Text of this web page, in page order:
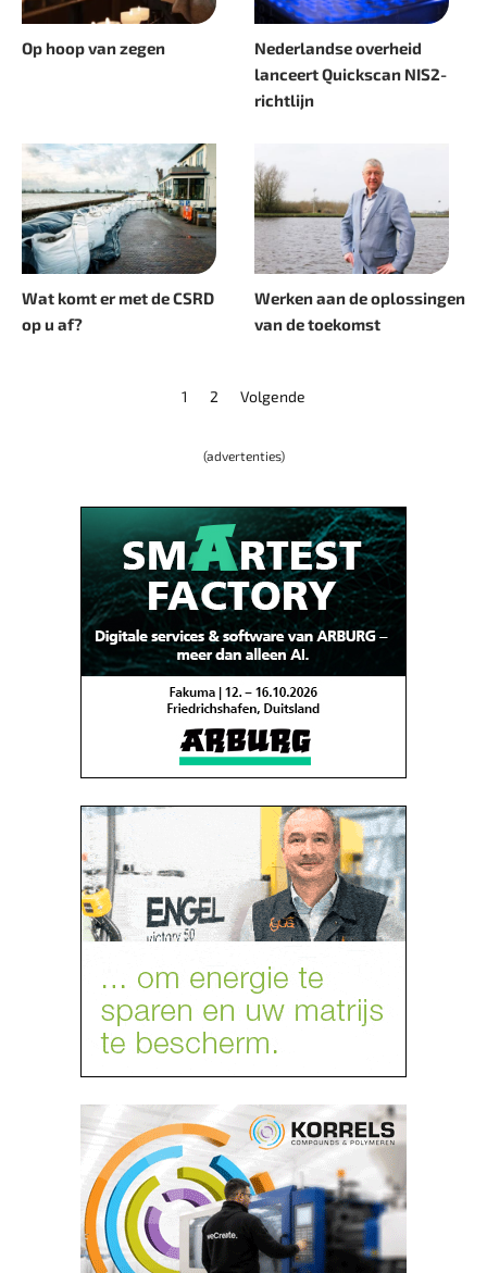
Op hoop van zegen
Nederlandse overheid
lanceert Quickscan NIS2-
richtlijn
Wat komt er met de CSRD
op u af?
Werken aan de oplossingen
van de toekomst
1 2 Volgende
(advertenties)